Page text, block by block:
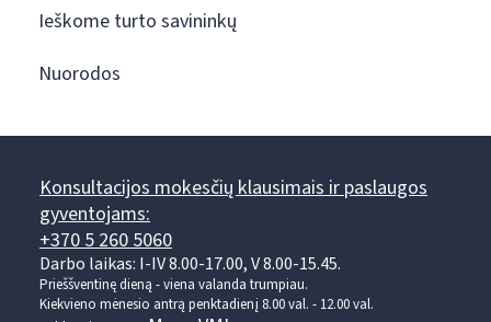
Ieškome turto savininkų
Nuorodos
Konsultacijos mokesčių klausimais ir paslaugos
gyventojams:
+370 5 260 5060
Darbo laikas: I-IV 8.00-17.00, V 8.00-15.45.
Prieššventinę dieną - viena valanda trumpiau.
Kiekvieno mėnesio antrą penktadienį 8.00 val. - 12.00 val.